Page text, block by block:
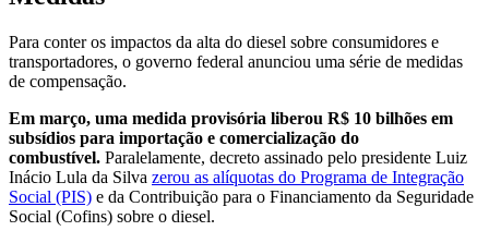
Para conter os impactos da alta do diesel sobre consumidores e
transportadores, o governo federal anunciou uma série de medidas
de compensação.
Em março, uma medida provisória liberou R$ 10 bilhões em
subsídios para importação e comercialização do
combustível. Paralelamente, decreto assinado pelo presidente Luiz
Inácio Lula da Silva zerou as alíquotas do Programa de Integração
Social (PIS) e da Contribuição para o Financiamento da Seguridade
Social (Cofins) sobre o diesel.